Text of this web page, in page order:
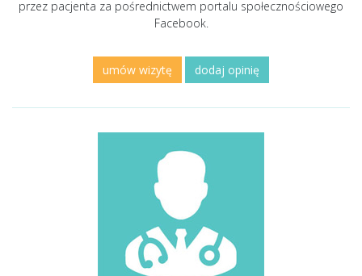
przez pacjenta za pośrednictwem portalu społecznościowego
Facebook.
umów wizytę dodaj opinię